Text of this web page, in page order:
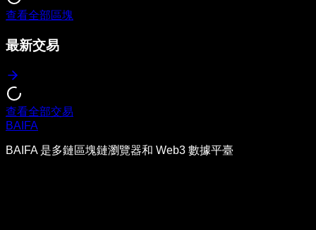
查看全部區塊
最新交易
查看全部交易
BAIFA
BAIFA 是多鏈區塊鏈瀏覽器和 Web3 數據平臺